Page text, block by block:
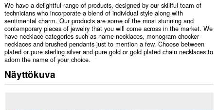
We have a delightful range of products, designed by our skillful team of
technicians who incorporate a blend of individual style along with
sentimental charm. Our products are some of the most stunning and
contemporary pieces of jewelry that you will come across in the market. We
have necklace categories such as name necklaces, monogram chocker
necklaces and brushed pendants just to mention a few. Choose between
plated or pure sterling silver and pure gold or gold plated chain necklaces to
adorn the name of your choice.
Näyttökuva